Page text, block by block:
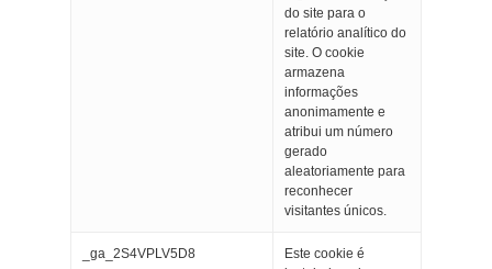
do site para o
relatório analítico do
site. O cookie
armazena
informações
anonimamente e
atribui um número
gerado
aleatoriamente para
reconhecer
visitantes únicos.
_ga_2S4VPLV5D8
Este cookie é